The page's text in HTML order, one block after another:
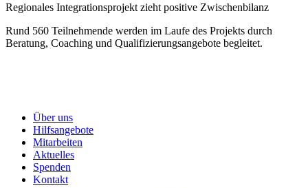
Regionales Integrationsprojekt zieht positive Zwischenbilanz
Rund 560 Teilnehmende werden im Laufe des Projekts durch
Beratung, Coaching und Qualifizierungsangebote begleitet.
Über uns
Hilfsangebote
Mitarbeiten
Aktuelles
Spenden
Kontakt